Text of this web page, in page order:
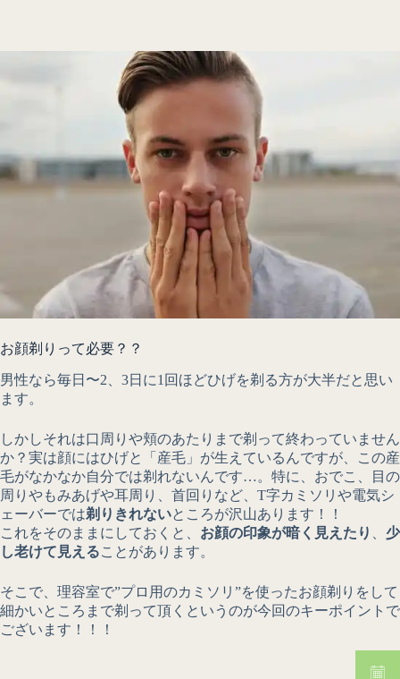
お顔剃りって必要？？
男性なら毎日〜2、3日に1回ほどひげを剃る方が大半だと思い
ます。
しかしそれは口周りや頬のあたりまで剃って終わっていません
か？実は顔にはひげと「産毛」が生えているんですが、この産
毛がなかなか自分では剃れないんです…。特に、おでこ、目の
周りやもみあげや耳周り、首回りなど、T字カミソリや電気シ
ェーバーでは剃りきれないところが沢山あります！！
これをそのままにしておくと、 お顔の印象が暗く見えたり 、 少
し老けて見えることがあります。
そこで、理容室で”プロ用のカミソリ”を使ったお顔剃りをして
細かいところまで剃って頂くというのが今回のキーポイントで
ございます！！！